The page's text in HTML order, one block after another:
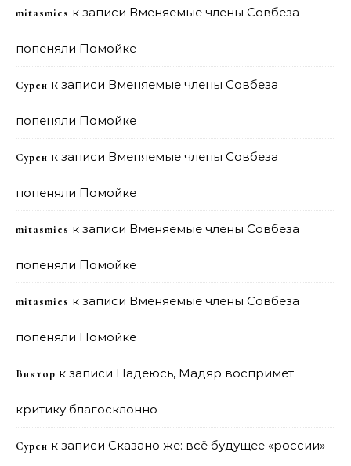
mitasmies к записи Вменяемые члены Совбеза
попеняли Помойке
Сурен к записи Вменяемые члены Совбеза
попеняли Помойке
Сурен к записи Вменяемые члены Совбеза
попеняли Помойке
mitasmies к записи Вменяемые члены Совбеза
попеняли Помойке
mitasmies к записи Вменяемые члены Совбеза
попеняли Помойке
Виктор к записи Надеюсь, Мадяр воспримет
критику благосклонно
Сурен к записи Сказано же: всё будущее «россии» –